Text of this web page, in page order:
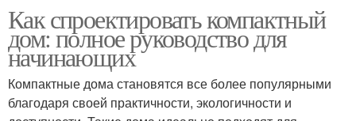
Как спроектировать компактный
дом: полное руководство для
начинающих
Компактные дома становятся все более популярными
благодаря своей практичности, экологичности и